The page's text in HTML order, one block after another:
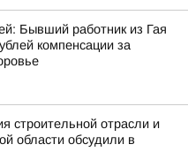
Бывший работник из Гая
компенсации за
строительной отрасли и
области обсудили в